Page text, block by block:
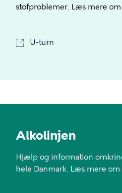
stofproblemer. Læs mere
U-turn
Alkolinjen
Hjælp og information
hele Danmark. Læs mere